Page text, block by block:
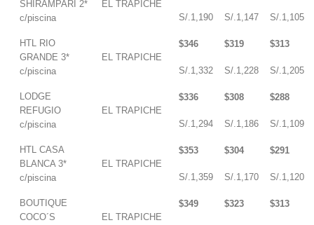
SHIRAMPARI 2*
c/piscina
EL TRAPICHE
S/.1,190 S/.1,147 S/.1,105
HTL RIO
GRANDE 3*
c/piscina
EL TRAPICHE
$346 $319 $313
S/.1,332 S/.1,228 S/.1,205
LODGE
REFUGIO
c/piscina
EL TRAPICHE
$336 $308 $288
S/.1,294 S/.1,186 S/.1,109
HTL CASA
BLANCA 3*
c/piscina
EL TRAPICHE
$353 $304 $291
S/.1,359 S/.1,170 S/.1,120
BOUTIQUE
COCO´S
EL TRAPICHE
$349 $323 $313